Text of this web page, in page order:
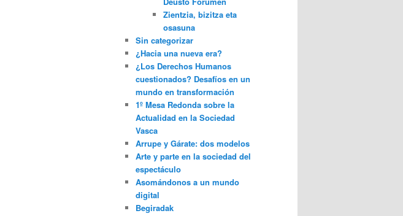
Zientzia, bizitza eta
osasuna
Sin categorizar
¿Hacia una nueva era?
¿Los Derechos Humanos
cuestionados? Desafíos en un
mundo en transformación
1º Mesa Redonda sobre la
Actualidad en la Sociedad
Vasca
Arrupe y Gárate: dos modelos
Arte y parte en la sociedad del
espectáculo
Asomándonos a un mundo
digital
Begiradak